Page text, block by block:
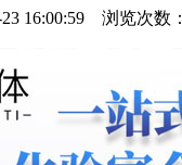
16:00:59 浏览次数：